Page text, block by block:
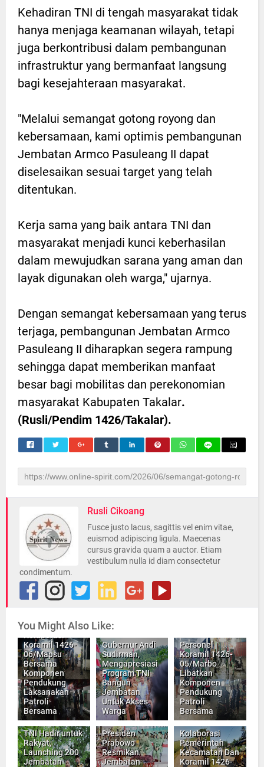
Kehadiran TNI di tengah masyarakat tidak
hanya menjaga keamanan wilayah, tetapi
juga berkontribusi dalam pembangunan
infrastruktur yang bermanfaat langsung
bagi kesejahteraan masyarakat.
"Melalui semangat gotong royong dan
kebersamaan, kami optimis pembangunan
Jembatan Armco Pasuleang II dapat
diselesaikan sesuai target yang telah
ditentukan.
Kerja sama yang baik antara TNI dan
masyarakat menjadi kunci keberhasilan
dalam mewujudkan sarana yang aman dan
layak digunakan oleh warga," ujarnya.
Dengan semangat kebersamaan yang terus
terjaga, pembangunan Jembatan Armco
Pasuleang II diharapkan segera rampung
sehingga dapat memberikan manfaat
besar bagi mobilitas dan perekonomian
masyarakat Kabupaten Takalar.
(Rusli/Pendim 1426/Takalar).
Rusli Cikoang
Fusce justo lacus, sagittis vel enim vitae,
euismod adipiscing ligula. Maecenas
cursus gravida quam a auctor. Etiam
vestibulum nulla id diam consectetur
condimentum.
You Might Also Like:
Koramil 1426-
06/Mapsu
Bersama
Komponen
Pendukung
Laksanakan
Patroli
Bersama
Gubernur Andi
Sudirman,
Mengapresiasi
Program TNI
Bangun
Jembatan
Untuk Akses
Warga
Personel
Koramil 1426-
05/Marbo
Libatkan
Komponen
Pendukung
Patroli
Bersama
TNI Hadir untuk
Rakyat,
Launching 200
Jembatan
Presiden
Prabowo
Resmikan
Jembatan
Kolaborasi
Pemerintah
Kecamatan Dan
Koramil 1426-